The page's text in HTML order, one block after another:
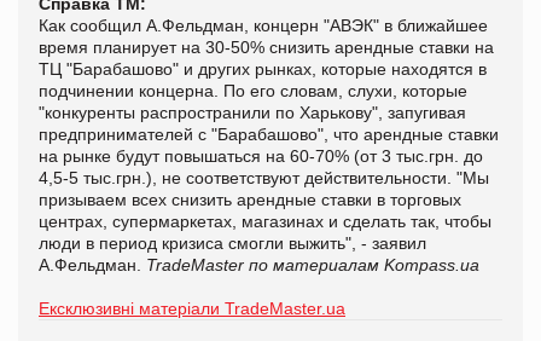
Как сообщил А.Фельдман, концерн "АВЭК" в ближайшее
время планирует на 30-50% снизить арендные ставки на
ТЦ "Барабашово" и других рынках, которые находятся в
подчинении концерна. По его словам, слухи, которые
"конкуренты распространили по Харькову", запугивая
предпринимателей с "Барабашово", что арендные ставки
на рынке будут повышаться на 60-70% (от 3 тыс.грн. до
4,5-5 тыс.грн.), не соответствуют действительности. "Мы
призываем всех снизить арендные ставки в торговых
центрах, супермаркетах, магазинах и сделать так, чтобы
люди в период кризиса смогли выжить", - заявил
А.Фельдман. TradeMaster по материалам Kompass.ua
Ексклюзивні матеріали TradeMaster.ua